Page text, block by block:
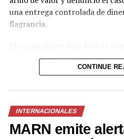
una entrega controlada de
flagrancia.
explicó que la joven “seducía
hombres que tenían familia” y,
autoridades no descartan que
pidieron a quienes hayan sido
denuncia correspondiente.
CONTINUE
INTERNACIONALES
MARN emite